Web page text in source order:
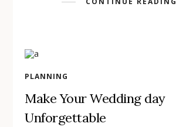
PLANNING
Make Your Wedding day
Unforgettable